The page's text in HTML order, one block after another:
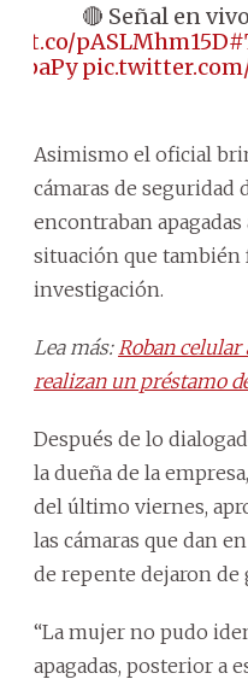
🔴 Señal en
t.co/pASLMhm15D
Asimismo el oficial
cámaras de seguridad
encontraban
situación que también
investigación.
Lea más: Roban
realizan un préstamo
Después de lo
la dueña de la
del último viernes,
las cámaras que dan
de repente dejaron de
“La mujer no pudo
apagadas, posterior a